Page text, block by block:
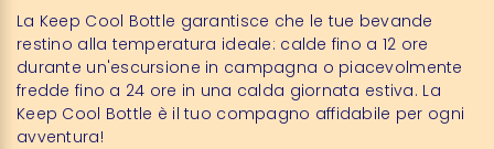
La Keep Cool Bottle garantisce che le tue bevande
restino alla temperatura ideale: calde fino a 12 ore
durante un'escursione in campagna o piacevolmente
fredde fino a 24 ore in una calda giornata estiva. La
Keep Cool Bottle è il tuo compagno affidabile per ogni
avventura!